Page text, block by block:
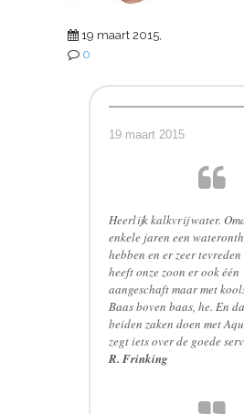
19 maart 2015,
0
19 maart 2015
Heerlijk kalkvrij water.
enkele jaren een
hebben en er zeer
heeft onze zoon er ook één
aangeschaft maar met
Baas boven baas, he. En
beiden zaken doen met
zegt iets over de goede
R. Frinking